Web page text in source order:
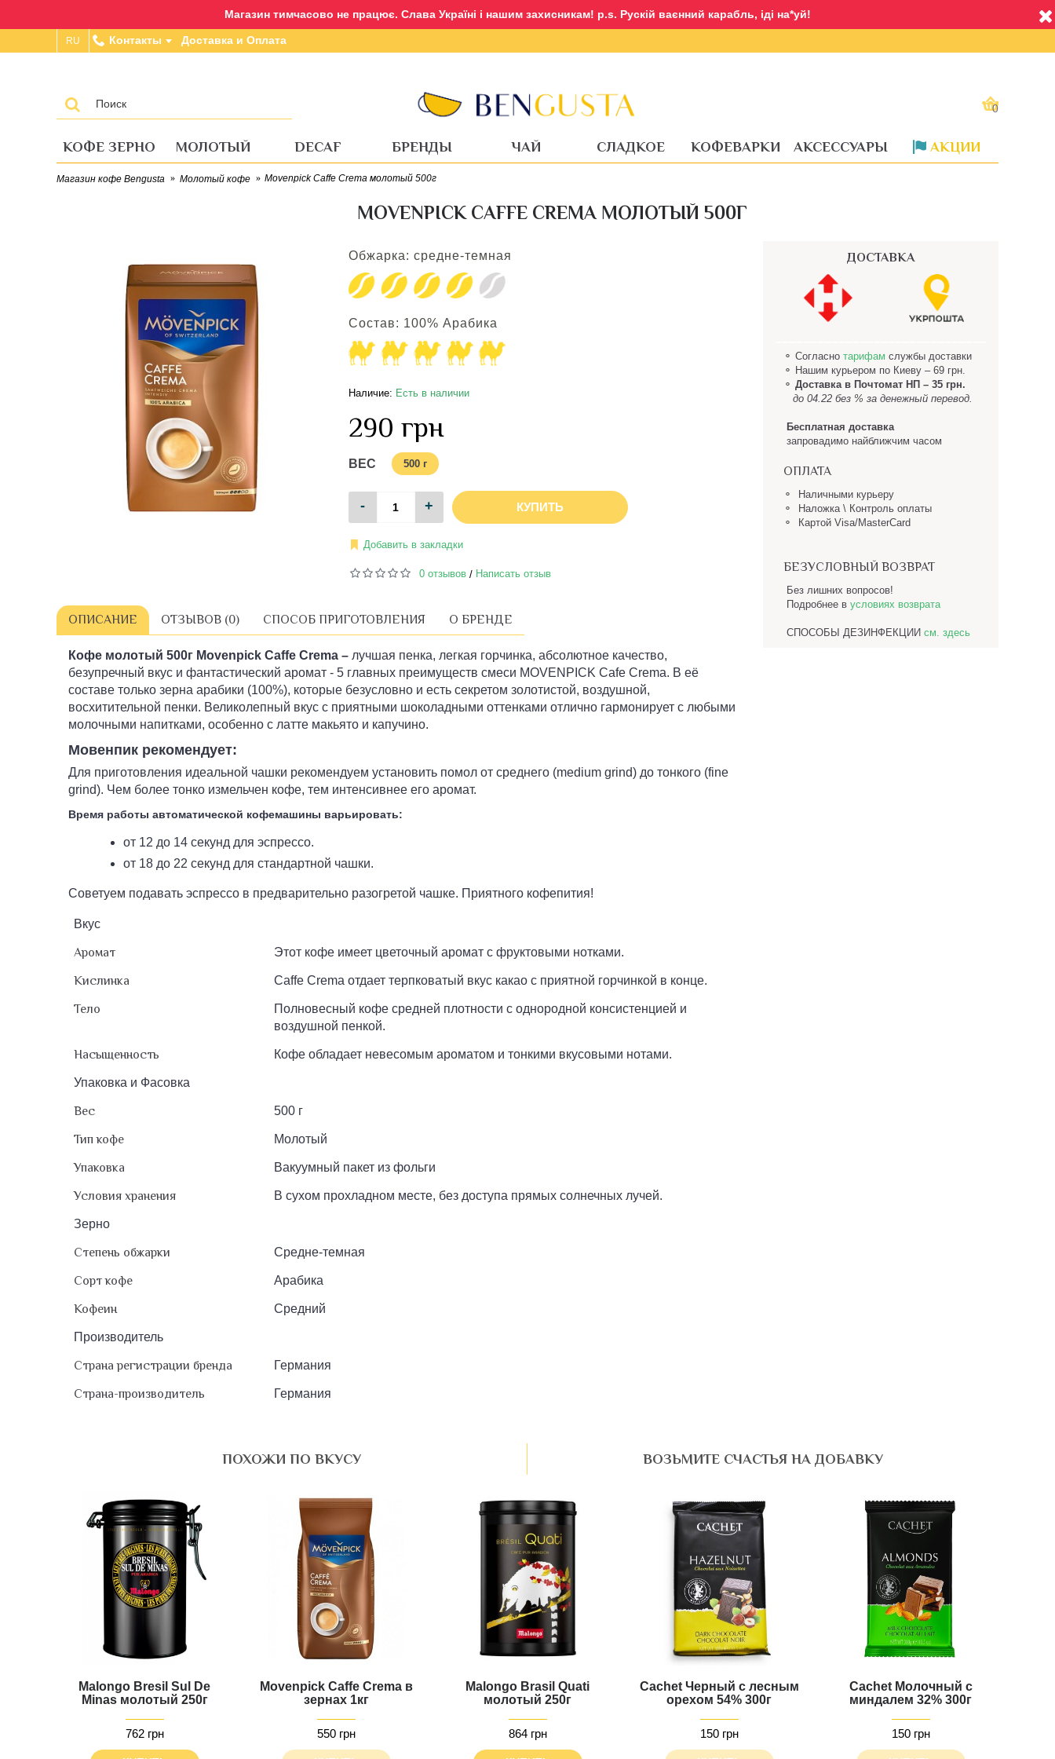
Магазин тимчасово не працює. Слава Україні і нашим захисникам! p.s. Рускій ваєнний карабль, іді на*уй!
RU Контакты
Доставка и Оплата
0
КОФЕ ЗЕРНО МОЛОТЫЙ DECAF БРЕНДЫ ЧАЙ СЛАДКОЕ КОФЕВАРКИ АКСЕССУАРЫ АКЦИИ
Магазин кофе Bengusta Молотый кофе Movenpick Caffe Crema молотый 500г
ДОСТАВКА
⚬ Согласно тарифам службы доставки
⚬ Нашим курьером по Киеву – 69 грн.
⚬ Доставка в Почтомат НП – 35 грн.
до 04.22 без % за денежный перевод.
Бесплатная доставка
запровадимо найближчим часом
ОПЛАТА
⚬ Наличными курьеру
⚬ Наложка \ Контроль оплаты
⚬ Картой Visa/MasterCard
БЕЗУСЛОВНЫЙ ВОЗВРАТ
Без лишних вопросов!
Подробнее в условиях возврата
СПОСОБЫ ДЕЗИНФЕКЦИИ см. здесь
MOVENPICK CAFFE CREMA МОЛОТЫЙ 500Г
Обжарка: средне-темная
Состав: 100% Арабика
Наличие: Есть в наличии
290 грн
ВЕС 500 г
- + КУПИТЬ
Добавить в закладки
0 отзывов / Написать отзыв
ОПИСАНИЕ ОТЗЫВОВ (0) СПОСОБ ПРИГОТОВЛЕНИЯ О БРЕНДЕ
Кофе молотый 500г Movenpick Caffe Crema – лучшая пенка, легкая горчинка, абсолютное качество,
безупречный вкус и фантастический аромат - 5 главных преимуществ смеси MOVENPICK Cafe Crema. В её
составе только зерна арабики (100%), которые безусловно и есть секретом золотистой, воздушной,
восхитительной пенки. Великолепный вкус с приятными шоколадными оттенками отлично гармонирует с любыми
молочными напитками, особенно с латте макьято и капучино.
Мовенпик рекомендует:
Для приготовления идеальной чашки рекомендуем установить помол от среднего (medium grind) до тонкого (fine
grind). Чем более тонко измельчен кофе, тем интенсивнее его аромат.
Время работы автоматической кофемашины варьировать:
от 12 до 14 секунд для эспрессо.
от 18 до 22 секунд для стандартной чашки.
Советуем подавать эспрессо в предварительно разогретой чашке. Приятного кофепития!
Вкус
Аромат Этот кофе имеет цветочный аромат с фруктовыми нотками.
Кислинка Caffe Crema отдает терпковатый вкус какао с приятной горчинкой в конце.
Тело
Полновесный кофе средней плотности c однородной консистенцией и
воздушной пенкой.
Насыщенность Кофе обладает невесомым ароматом и тонкими вкусовыми нотами.
Упаковка и Фасовка
Вес 500 г
Тип кофе Молотый
Упаковка Вакуумный пакет из фольги
Условия хранения В сухом прохладном месте, без доступа прямых солнечных лучей.
Зерно
Степень обжарки Средне-темная
Сорт кофе Арабика
Кофеин Средний
Производитель
Страна регистрации бренда Германия
Страна-производитель Германия
ПОХОЖИ ПО ВКУСУ ВОЗЬМИТЕ СЧАСТЬЯ НА ДОБАВКУ
Malongo Bresil Sul De
Minas молотый 250г
762 грн
Movenpick Caffe Crema в
зернах 1кг
550 грн
Malongo Brasil Quati
молотый 250г
864 грн
Cachet Черный с лесным
орехом 54% 300г
150 грн
Cachet Молочный с
миндалем 32% 300г
150 грн